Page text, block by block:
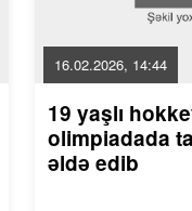
16.02.2026, 14:44
19 yaşlı
olimpiadada
əldə edib